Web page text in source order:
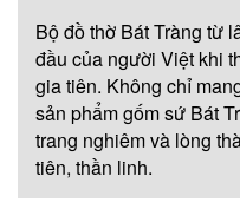
Bộ đồ thờ Bát Tràng từ
đầu của người Việt khi
gia tiên. Không chỉ
sản phẩm gốm sứ Bát
trang nghiêm và lòng
tiên, thần linh.